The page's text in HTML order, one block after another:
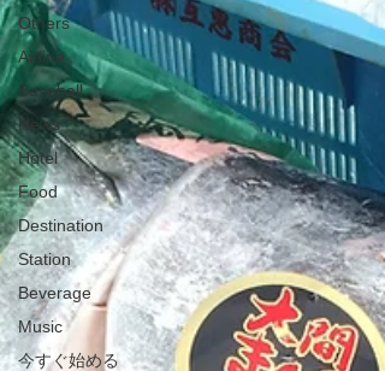
Others
Airline
Baseball
News
Hotel
Food
Destination
Station
Beverage
Music
今すぐ始める